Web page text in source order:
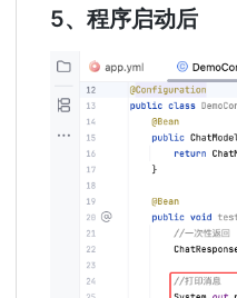
5、程序启动后